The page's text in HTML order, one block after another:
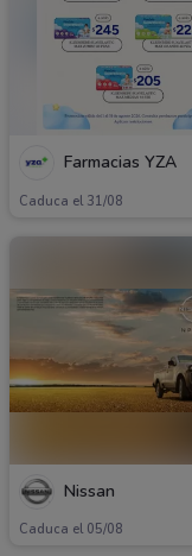
Farmacias YZA
Caduca el 31/08
Nissan
Caduca el 05/08